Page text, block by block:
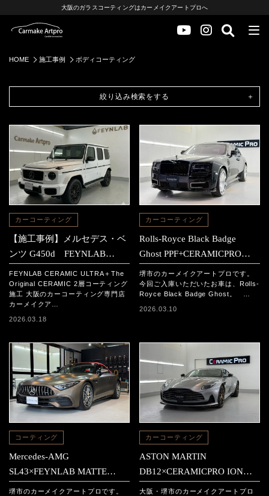
大阪のガラスコーティングはカーメイクアートプロへ
HOME 施工事例 ボディコーティング
絞り込み検索をする
カーコーティング
【施工事例】メルセデス・ベ
ンツ G450d FEYNLAB
CERAMIC ULTRA＋The
Original CERAMIC 2層コーテ
ィング施工
FEYNLAB CERAMIC ULTRA＋The
Original CERAMIC 2層コーティング
施工 大阪のカーコーティング専門店
カーメイクア…
2026.03.18
カーコーティング
Rolls-Royce Black Badge
Ghost PPF+CERAMICPRO
ION施工事例
堺市のカーメイクアートプロです。
今回ご入庫いただいたお車は、Rolls-
Royce Black Badge Ghost。 …
2026.03.10
コーティング
Mercedes-AMG
SL43×FEYNLAB MATTE
CERAMIC施工
堺市のカーメイクアートプロです。
カーコーティング
ASTON MARTIN
DB12×CERAMICPRO ION施
工
大阪・堺市のカーメイクアートプロ